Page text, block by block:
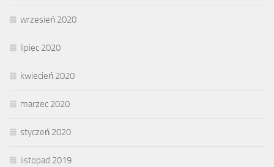
wrzesień 2020
lipiec 2020
kwiecień 2020
marzec 2020
styczeń 2020
listopad 2019